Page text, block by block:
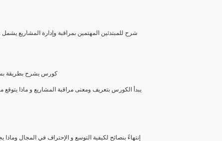
شرح للمبتدئين المهتمين بمراقبة وإدارة المشاريع
كورس يشرح بطريقة
يبدأ الكورس بتعريف ومعنى مراقبة المشاريع و ماذا
إنتهاءً بنصائح لكيفية التوسع و الإحتراف في المجال